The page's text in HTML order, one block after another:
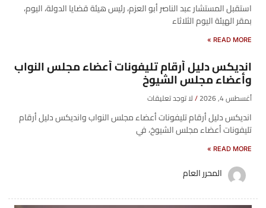
​استقبل المستشار عبد الناصر أبو العزم، رئيس هيئة قضايا الدولة، اليوم،
بمقر الهيئة اليوم الثلاثاء
READ MORE »
انديكس دليل أرقام تليفونات أعضاء مجلس النواب
وأعضاء مجلس الشيوخ
أغسطس 4, 2026 لا توجد تعليقات
انديكس دليل أرقام تليفونات أعضاء مجلس النواب وانديكس دليل أرقام
تليفونات أعضاء مجلس الشيوخ، في
READ MORE »
المحرر العام